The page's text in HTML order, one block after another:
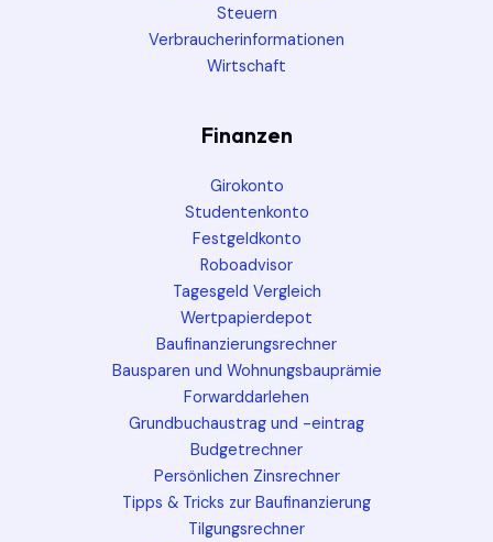
Steuern
Verbraucherinformationen
Wirtschaft
Finanzen
Girokonto
Studentenkonto
Festgeldkonto
Roboadvisor
Tagesgeld Vergleich
Wertpapierdepot
Baufinanzierungsrechner
Bausparen und Wohnungsbauprämie
Forwarddarlehen
Grundbuchaustrag und -eintrag
Budgetrechner
Persönlichen Zinsrechner
Tipps & Tricks zur Baufinanzierung
Tilgungsrechner